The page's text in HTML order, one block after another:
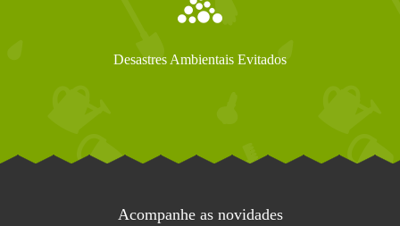
Desastres Ambientais Evitados
Acompanhe as novidades